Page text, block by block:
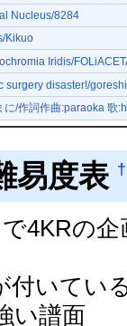
Nucleus/8284
Kikuo
Iridis/
surgery disaster!/
に/作詞作曲:paraoka 歌
易度表 †
4KRの
付いてい
い譜面